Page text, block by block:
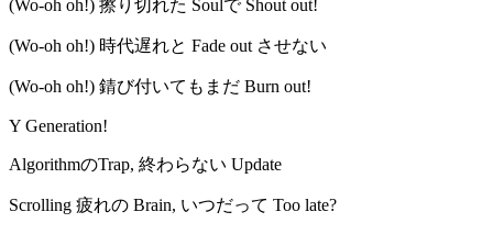
(Wo-oh oh!) 擦り切れた Soulで Shout out!
(Wo-oh oh!) 時代遅れと Fade out させない
(Wo-oh oh!) 錆び付いてもまだ Burn out!
Y Generation!
AlgorithmのTrap, 終わらない Update
Scrolling 疲れの Brain, いつだって Too late?